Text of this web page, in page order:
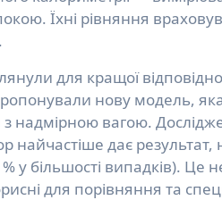
Їхні рівняння
для кращої
нову модель,
надмірною вагою.
найчастіше дає
у більшості випадків). Це
для порівняння та